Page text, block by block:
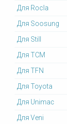
Для Rocla
Для Soosung
Для Still
Для TCM
Для TFN
Для Toyota
Для Unimac
Для Veni